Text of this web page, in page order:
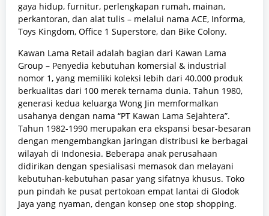
gaya hidup, furnitur, perlengkapan rumah, mainan,
perkantoran, dan alat tulis – melalui nama ACE, Informa,
Toys Kingdom, Office 1 Superstore, dan Bike Colony.
Kawan Lama Retail adalah bagian dari Kawan Lama
Group – Penyedia kebutuhan komersial & industrial
nomor 1, yang memiliki koleksi lebih dari 40.000 produk
berkualitas dari 100 merek ternama dunia. Tahun 1980,
generasi kedua keluarga Wong Jin memformalkan
usahanya dengan nama “PT Kawan Lama Sejahtera”.
Tahun 1982-1990 merupakan era ekspansi besar-besaran
dengan mengembangkan jaringan distribusi ke berbagai
wilayah di Indonesia. Beberapa anak perusahaan
didirikan dengan spesialisasi memasok dan melayani
kebutuhan-kebutuhan pasar yang sifatnya khusus. Toko
pun pindah ke pusat pertokoan empat lantai di Glodok
Jaya yang nyaman, dengan konsep one stop shopping.